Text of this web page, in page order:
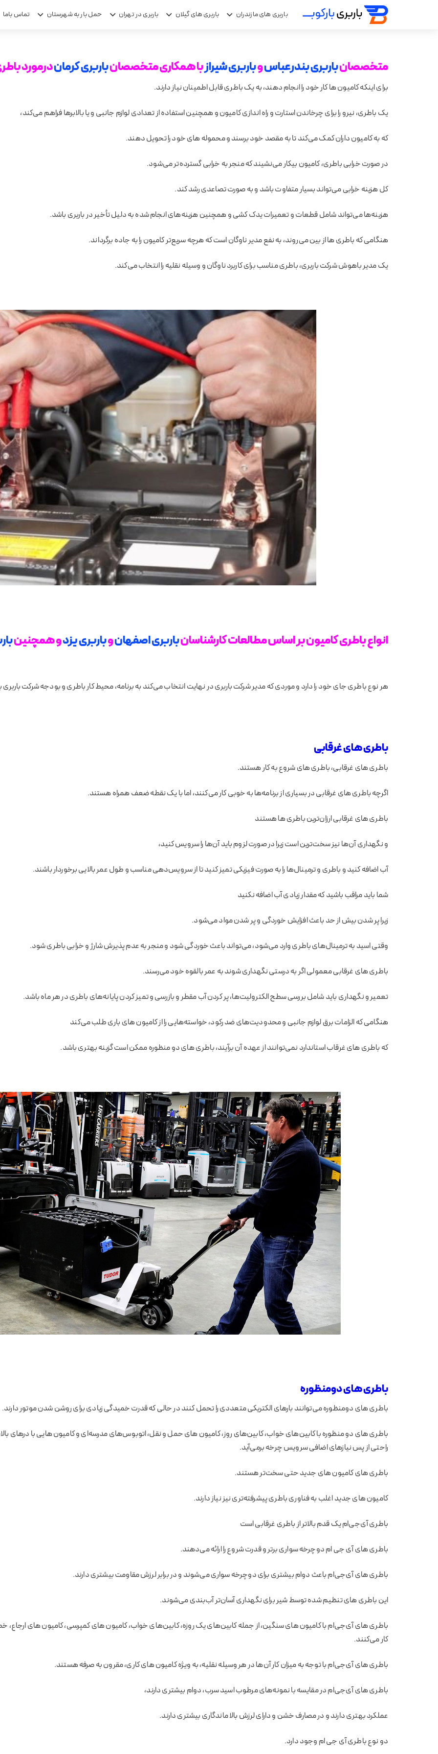
باربری های مازندران باربری های گیلان باربری در تهران حمل بار به شهرستان تماس باما
متخصصانباربری بندرعباسوباربری شیرازبا همکاری متخصصانباربری کرماندرمورد
برای اینکه کامیون ها کار خود را انجام دهند، به یک باطری قابل اطمینان نیاز دارند.
یک باطری، نیرو را برای چرخاندن استارت و راه اندازی کامیون و همچنین استفاده از تعدادی لوازم جانبی و یا بالابرها فراهم می‌کند،
که به کامیون داران کمک می‌کند تا به مقصد خود برسند و محموله های خود را تحویل دهند.
در صورت خرابی باطری، کامیون بیکار می‌نشیند که منجر به خرابی گسترده‌تر می‌شود.
کل هزینه خرابی می‌تواند بسیار متفاوت باشد و به صورت تصاعدی رشد کند.
هزینه‌ها می‌تواند شامل قطعات و تعمیرات یدک کشی و همچنین هزینه‌های انجام شده به دلیل تأخیر در باربری باشد.
هنگامی که باطری ها از بین می‌روند، به نفع مدیر ناوگان است که هرچه سریع‌تر کامیون را به جاده برگرداند.
یک مدیر باهوش شرکت باربری، باطری مناسب برای کاربرد ناوگان و وسیله نقلیه را انتخاب می‌کند.
انواع باطری کامیون بر اساس مطالعات کارشناسانباربری اصفهانوباربری یزدو همچنین
هر نوع باطری جای خود را دارد و موردی که مدیر شرکت باربری در نهایت انتخاب می‌کند به برنامه، محیط کار باطری و بودجه شرکت
باطری های غرقابی
باطری های غرقابی، باطری های شروع به کار هستند.
اگرچه باطری های غرقابی در بسیاری از برنامه‌ها به خوبی کار می‌کنند، اما با یک نقطه ضعف همراه هستند.
باطری های غرقابی ارزان‌ترین باطری ها هستند
و نگهداری آن‌ها نیز سخت‌ترین است زیرا در صورت لزوم باید آن‌ها را سرویس کنید،
آب اضافه کنید و باطری و ترمینال‌ها را به صورت فیزیکی تمیز کنید تا از سرویس‌دهی مناسب و طول عمر بالایی برخوردار باشند.
شما باید مراقب باشید که مقدار زیادی آب اضافه نکنید
زیرا پر شدن بیش از حد باعث افزایش خوردگی و پر شدن مواد می‌شود.
وقتی اسید به ترمینال‌های باطری وارد می‌شود، می‌تواند باعث خوردگی شود و منجر به عدم پذیرش شارژ و خرابی باطری شود.
باطری های غرقابی معمولی اگر به درستی نگهداری شوند به عمر بالقوه خود می‌رسند.
تعمیر و نگهداری باید شامل بررسی سطح الکترولیت‌ها، پر کردن آب مقطر و بازرسی و تمیز کردن پایانه‌های باطری در هر ماه باشد.
هنگامی که الزامات برق لوازم جانبی و محدودیت‌های ضد رکود، خواسته‌هایی را از کامیون های باری طلب می‌کند
که باطری های غرقاب استاندارد نمی‌توانند از عهده آن برآیند، باطری های دو منظوره ممکن است گزینه بهتری باشد.
باطری های دومنظوره
باطری های دومنظوره می‌توانند بارهای الکتریکی متعددی را تحمل کنند در حالی که قدرت خمیدگی زیادی برای روشن شدن موتور دارند.
باطری های دو منظوره با کابین‌های خواب، کابین‌های روز، کامیون های حمل و نقل، اتوبوس‌های مدرسه‌ای و کامیون هایی با درهای
راحتی از پس نیازهای اضافی سرویس چرخه برمی‌آید.
باطری های کامیون های جدید حتی سخت‌تر هستند.
کامیون های جدید اغلب به فناوری باطری پیشرفته‌تری نیز نیاز دارند.
باطری آی‌جی‌ام یک قدم بالاتر از باطری غرقابی است
باطری های آی جی ام دوچرخه سواری برتر و قدرت شروع را ارائه می‌دهند.
باطری های آی‌جی‌ام باعث دوام بیشتری برای دوچرخه سواری می‌شوند و در برابر لرزش مقاومت بیشتری دارند.
این باطری های تنظیم شده توسط شیر برای نگهداری آسان‌تر آب‌بندی می‌شوند.
باطری های آی‌جی‌ام با کامیون های سنگین، از جمله کابین‌های یک روزه، کابین‌های خواب، کامیون های کمپرسی، کامیون های ارجاع،
کار می‌کنند.
باطری های آی‌جی‌ام با توجه به میزان کار آن‌ها در هر وسیله نقلیه، به ویژه کامیون های کاری، مقرون به صرفه هستند.
باطری های آی‌جی‌ام در مقایسه با نمونه‌های مرطوب اسید سرب، دوام بیشتری دارند،
عملکرد بهتری دارند و در مصارف خشن و دارای لرزش بالا ماندگاری بیشتری دارند.
دو نوع باطری آی جی ام وجود دارد.